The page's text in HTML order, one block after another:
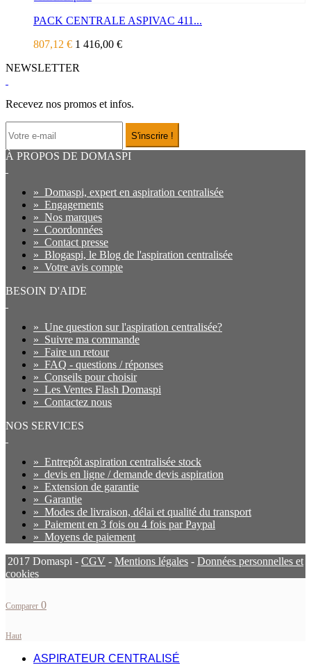
PACK CENTRALE ASPIVAC 411...
807,12 € 1 416,00 €
NEWSLETTER
Recevez nos promos et infos.
S'inscrire !
À PROPOS DE DOMASPI
» Domaspi, expert en aspiration centralisée
» Engagements
» Nos marques
» Coordonnées
» Contact presse
» Blogaspi, le Blog de l'aspiration centralisée
» Votre avis compte
BESOIN D'AIDE
» Une question sur l'aspiration centralisée?
» Suivre ma commande
» Faire un retour
» FAQ - questions / réponses
» Conseils pour choisir
» Les Ventes Flash Domaspi
» Contactez nous
NOS SERVICES
» Entrepôt aspiration centralisée stock
» devis en ligne / demande devis aspiration
» Extension de garantie
» Garantie
» Modes de livraison, délai et qualité du transport
» Paiement en 3 fois ou 4 fois par Paypal
» Moyens de paiement
2017 Domaspi - CGV - Mentions légales - Données personnelles et
cookies
Comparer 0
Haut
ASPIRATEUR CENTRALISÉ